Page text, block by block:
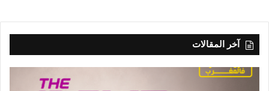
آخر المقالات